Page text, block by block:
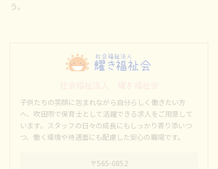
う。
社会福祉法人 耀き福祉会
子供たちの笑顔に包まれながら自分らしく働きたい方
へ、吹田市で保育士として活躍できる求人をご用意して
います。スタッフの日々の成長にもしっかり寄り添いつ
つ、働く環境や待遇面にも配慮した安心の職場です。
〒565-0852